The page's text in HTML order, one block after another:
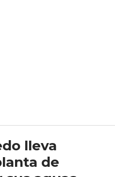
lleva
de